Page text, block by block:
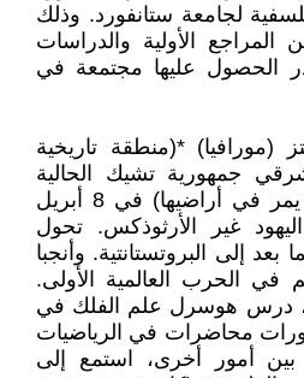
لجامعة ستانفورد. وذلك
الأولية والدراسات
الحصول عليها مجتمعة في
*(منطقة تاريخية
جمهورية تشيك الحالية
يرتبط اسمها بالنهر الذي يمر في أراضيها) في 8 أبريل
اليهود غير الأرثوذكس. تحول
إلى البروتستانتية. وأنجبا
في الحرب العالمية الأولى.
الأعوام 1876-1878، درس هوسرل علم الفلك في
محاضرات في الرياضيات
بين أمور أخرى، استمع إلى